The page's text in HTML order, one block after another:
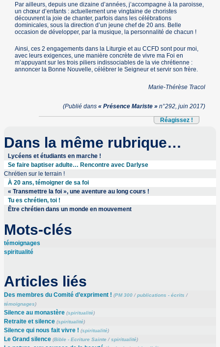
Par ailleurs, depuis une dizaine d’années, j’accompagne à la paroisse,
un chœur d’enfants : actuellement une vingtaine de choristes
découvrent la joie de chanter, parfois dans les célébrations
dominicales, sous la direction d’un jeune chef de 20 ans. Belle
occasion de développer, par la musique, la personnalité de chacun !
Ainsi, ces 2 engagements dans la Liturgie et au CCFD sont pour moi,
avec leurs exigences, une manière concrète de vivre ma Foi en
m’appuyant sur les trois piliers indissociables de la vie chrétienne :
annoncer la Bonne Nouvelle, célébrer le Seigneur et servir son frère.
Marie-Thérèse Tracol
(Publié dans « Présence Mariste »n°292, juin 2017)
Réagissez !
Dans la même rubrique…
Lycéens et étudiants en marche !
Se faire baptiser adulte… Rencontre avec Darlyse
Chrétien sur le terrain !
À 20 ans, témoigner de sa foi
« Transmettre la foi », une aventure au long cours !
Tu es chrétien, toi !
Être chrétien dans un monde en mouvement
Mots-clés
témoignages
spiritualité
Articles liés
Des membres du Comité d’expriment ! (PM 300/publications - écrits /
témoignages)
Silence au monastère (spiritualité)
Retraite et silence (spiritualité)
Silence qui nous fait vivre ! (spiritualité)
Le Grand silence (Bible - Ecriture Sainte/ spiritualité)